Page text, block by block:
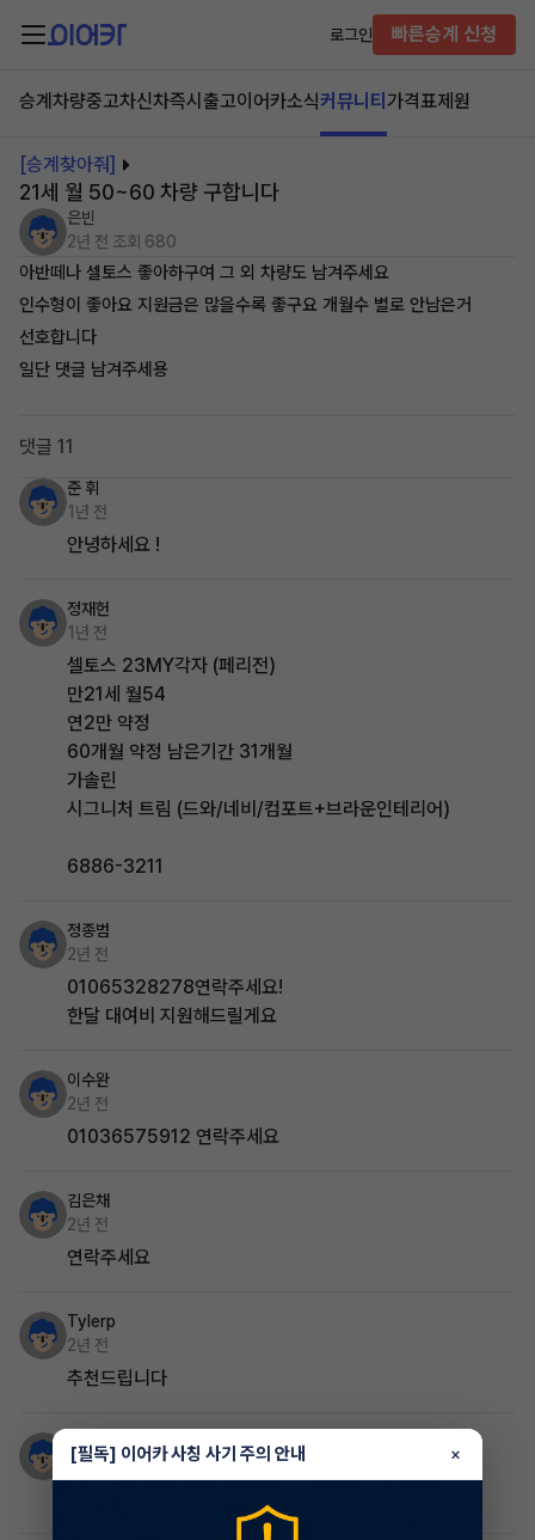
로그인 빠른승계 신청
승계차량중고차신차즉시출고이어카소식커뮤니티 가격표제원
[승계찾아줘]
21세 월 50~60 차량 구합니다
은빈
2년 전 조회 680
아반떼나 셀토스 좋아하구여 그 외 차량도 남겨주세요
인수형이 좋아요 지원금은 많을수록 좋구요 개월수 별로 안남은거
선호합니다
일단 댓글 남겨주세용
댓글 11
준 휘
1년 전
안녕하세요 !
정재헌
1년 전
셀토스 23MY각자 (페리전)
만21세 월54
연2만 약정
60개월 약정 남은기간 31개월
가솔린
시그니처 트림 (드와/네비/컴포트+브라운인테리어)
6886-3211
정종범
2년 전
01065328278연락주세요!
한달 대여비 지원해드릴게요
이수완
2년 전
01036575912 연락주세요
김은채
2년 전
연락주세요
Tylerp
2년 전
추천드립니다
빈
2년 전
[필독] 이어카 사칭 사기 주의 안내 ×